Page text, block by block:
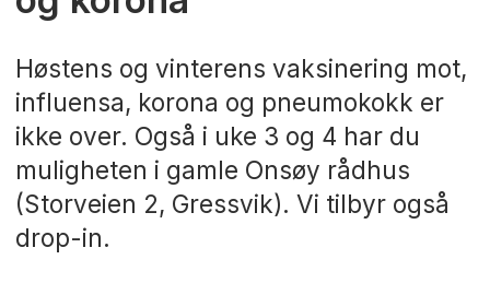
Høstens og vinterens vaksinering mot,
influensa, korona og pneumokokk er
ikke over. Også i uke 3 og 4 har du
muligheten i gamle Onsøy rådhus
(Storveien 2, Gressvik). Vi tilbyr også
drop-in.